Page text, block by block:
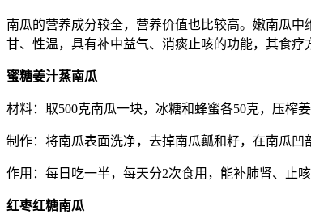
南瓜的营养成分较全，营养价值也比较高。嫩南瓜
甘、性温，具有补中益气、消痰止咳的功能，其食疗
蜜糖姜汁蒸南瓜
材料：取500克南瓜一块，冰糖和蜂蜜各50克，压榨姜
制作：将南瓜表面洗净，去掉南瓜瓤和籽，在南瓜凹
作用：每日吃一半，每天分2次食用，能补肺肾、止咳
红枣红糖南瓜